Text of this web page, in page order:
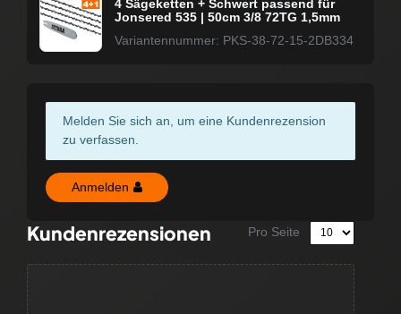
4 Sägeketten + Schwert passend für
Jonsered 535 | 50cm 3/8 72TG 1,5mm
Variantennummer: PKS-38-72-15-2DB334
Melden Sie sich an, um eine Kundenrezension
zu verfassen.
Anmelden
Kundenrezensionen Pro Seite